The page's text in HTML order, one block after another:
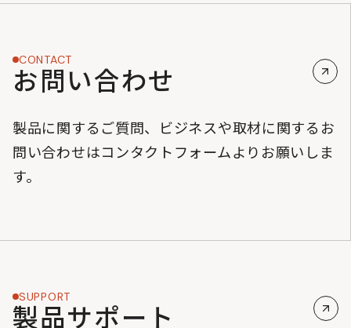
CONTACT
お問い合わせ
製品に関するご質問、ビジネスや取材に関するお
問い合わせはコンタクトフォームよりお願いしま
す。
SUPPORT
製品サポート